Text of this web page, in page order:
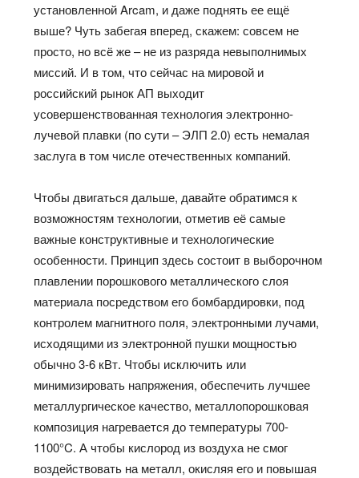
установленной Arcam, и даже поднять ее ещё
выше? Чуть забегая вперед, скажем: совсем не
просто, но всё же – не из разряда невыполнимых
миссий. И в том, что сейчас на мировой и
российский рынок АП выходит
усовершенствованная технология электронно-
лучевой плавки (по сути – ЭЛП 2.0) есть немалая
заслуга в том числе отечественных компаний.
Чтобы двигаться дальше, давайте обратимся к
возможностям технологии, отметив её самые
важные конструктивные и технологические
особенности. Принцип здесь состоит в выборочном
плавлении порошкового металлического слоя
материала посредством его бомбардировки, под
контролем магнитного поля, электронными лучами,
исходящими из электронной пушки мощностью
обычно 3-6 кВт. Чтобы исключить или
минимизировать напряжения, обеспечить лучшее
металлургическое качество, металлопорошковая
композиция нагревается до температуры 700-
1100°C. А чтобы кислород из воздуха не смог
воздействовать на металл, окисляя его и повышая